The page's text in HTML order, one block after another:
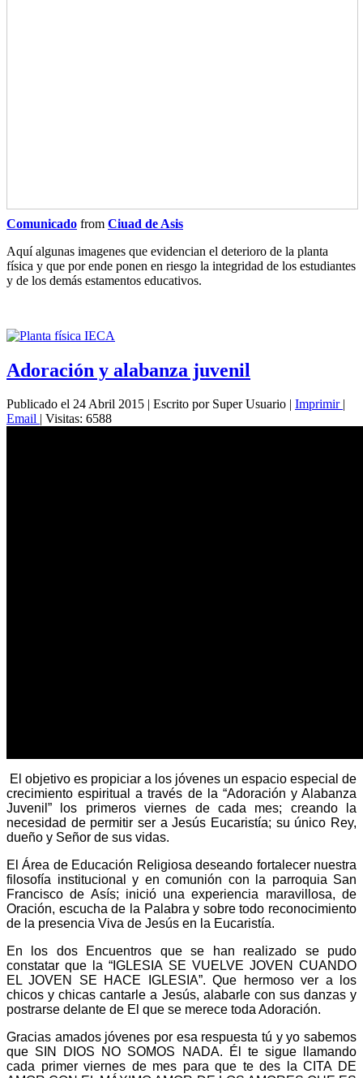
Comunicado from Ciuad de Asis
Aquí algunas imagenes que evidencian el deterioro de la planta
física y que por ende ponen en riesgo la integridad de los estudiantes
y de los demás estamentos educativos.
Adoración y alabanza juvenil
Publicado el 24 Abril 2015 | Escrito por Super Usuario | Imprimir |
Email | Visitas: 6588
El objetivo es propiciar a los jóvenes un espacio especial de
crecimiento espiritual a través de la “Adoración y Alabanza
Juvenil” los primeros viernes de cada mes; creando la
necesidad de permitir ser a Jesús Eucaristía; su único Rey,
dueño y Señor de sus vidas.
El Área de Educación Religiosa deseando fortalecer nuestra
filosofía institucional y en comunión con la parroquia San
Francisco de Asís; inició una experiencia maravillosa, de
Oración, escucha de la Palabra y sobre todo reconocimiento
de la presencia Viva de Jesús en la Eucaristía.
En los dos Encuentros que se han realizado se pudo
constatar que la “IGLESIA SE VUELVE JOVEN CUANDO
EL JOVEN SE HACE IGLESIA”. Que hermoso ver a los
chicos y chicas cantarle a Jesús, alabarle con sus danzas y
postrarse delante de El que se merece toda Adoración.
Gracias amados jóvenes por esa respuesta tú y yo sabemos
que SIN DIOS NO SOMOS NADA. Él te sigue llamando
cada primer viernes de mes para que te des la CITA DE